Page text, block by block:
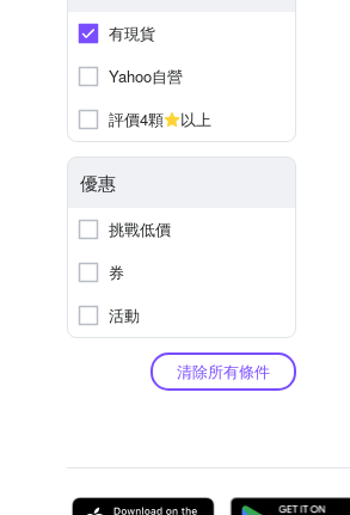
有現貨
Yahoo自營
評價4顆
以上
優惠
挑戰低價
券
活動
清除所有條件